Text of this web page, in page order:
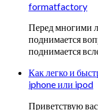
formatfactory
Перед многими
поднимается
поднимается
Как легко и
iphone или ipod
Приветствую